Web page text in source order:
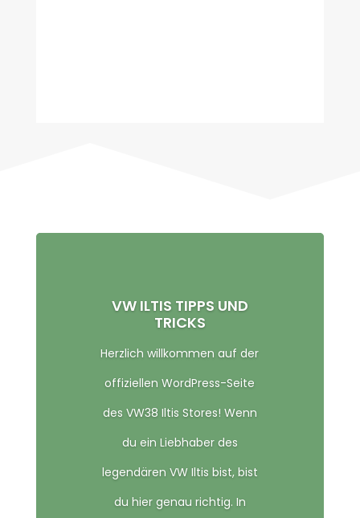
VW ILTIS TIPPS UND
TRICKS
Herzlich willkommen auf der
offiziellen WordPress-Seite
des VW38 Iltis Stores! Wenn
du ein Liebhaber des
legendären VW Iltis bist, bist
du hier genau richtig. In